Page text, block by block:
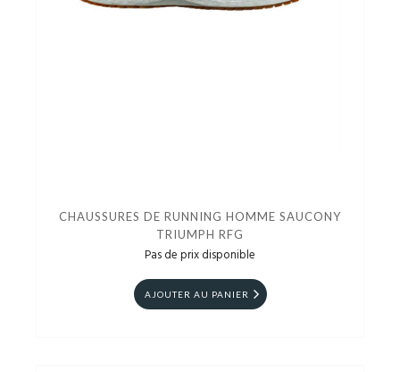
CHAUSSURES DE RUNNING HOMME SAUCONY
TRIUMPH RFG
Pas de prix disponible
AJOUTER AU PANIER